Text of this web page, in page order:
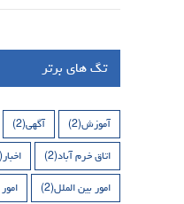
تگ های برتر
آموزش(2) آگهی(2)
اتاق خرم آباد(2) اخبار(3)
امور بین الملل(2)